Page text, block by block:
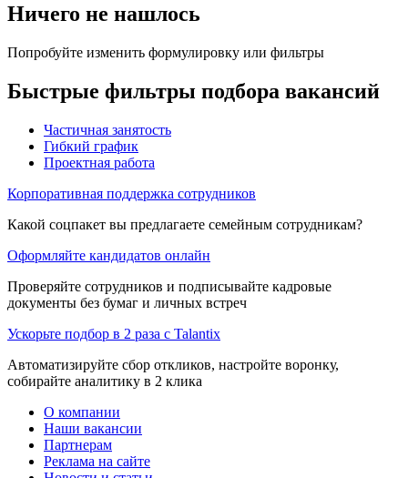
Ничего не нашлось
Попробуйте изменить формулировку или фильтры
Быстрые фильтры подбора вакансий
Частичная занятость
Гибкий график
Проектная работа
Корпоративная поддержка сотрудников
Какой соцпакет вы предлагаете семейным сотрудникам?
Оформляйте кандидатов онлайн
Проверяйте сотрудников и подписывайте кадровые
документы без бумаг и личных встреч
Ускорьте подбор в 2 раза с Talantix
Автоматизируйте сбор откликов, настройте воронку,
собирайте аналитику в 2 клика
О компании
Наши вакансии
Партнерам
Реклама на сайте